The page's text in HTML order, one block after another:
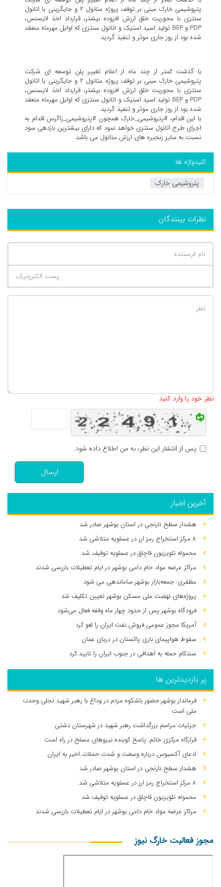
پتروشیمی خارک مبنی بر توقف پروژه متانول ۲ و جایگزینی با اتانول
سنتزی با محوریت خلق ارزش افزوده بیشتر، قرارداد اخذ لایسنس،
PDP و BEP تولید اسید استیک و اتانول سنتزی که اوایل مهرماه منعقد
شده بود از روز جاری موثر و تنفیذ گردید.
با گذشت کمتر از چند ماه از اعلام تغییر پلن توسعه ای شرکت
پتروشیمی خارک مبنی بر توقف پروژه متانول ۲ و جایگزینی با اتانول
سنتزی با محوریت خلق ارزش افزوده بیشتر، قرارداد اخذ لایسنس،
PDP و BEP تولید اسید استیک و اتانول سنتزی که اوایل مهرماه منعقد
شده بود از روز جاری موثر و تنفیذ گردید.
‏با این اقدام، ⁧‫#پتروشیمی_خارک‬⁩ همچون ⁧‫#پتروشیمی_زاگرس‬⁩ اقدام به
اجرای طرح اتانول سنتزی خواهد نمود که دارای بیشترین بازدهی سود
نسبت به سایز زنجیره های ارزش متانول می باشد.
کلیدواژه ها:
پتروشیمی خارک
نظرات بینندگان
نظر خود را وارد کنید
پس از انتشار این نظر، به من اطلاع داده شود.
ارسال
آخرین اخبار
هشدار سطح نارنجی در استان بوشهر صادر شد
۸ مرکز استخراج رمز ارز در عسلویه متلاشی شد
محموله تلویزیون قاچاق در عسلویه توقیف شد
مراکز عرضه مواد خام دامی بوشهر در ایام تعطیلات بازرسی شدند
مظفری: جمعه‌بازار بوشهر ساماندهی می‌ شود
پروژه‌های نهضت ملی مسکن بوشهر تعیین تکلیف شد
فرودگاه بوشهر پس از حدود چهار ماه وقفه فعال می‌شود
آمریکا مجوز عمومی فروش نفت ایران را لغو کرد
سقوط هواپیمای باری پاکستان در دریای عمان
سنتکام حمله به اهدافی در جنوب ایران را تایید کرد
پر بازدیدترین ها
فرماندار بوشهر:حضور باشکوه مردم در وداع با رهبر شهید تجلی وحدت
ملی است
جزئیات مراسم بزرگداشت رهبر شهید در شهرستان دشتی
قرارگاه مرکزی خاتم: پاسخ کوبنده نیروهای مسلح در راه است
ادعای آکسیوس درباره وسعت و شدت حملات اخیر به ایران
هشدار سطح نارنجی در استان بوشهر صادر شد
۸ مرکز استخراج رمز ارز در عسلویه متلاشی شد
محموله تلویزیون قاچاق در عسلویه توقیف شد
مراکز عرضه مواد خام دامی بوشهر در ایام تعطیلات بازرسی شدند
مجوز فعالیت خارگ نیوز